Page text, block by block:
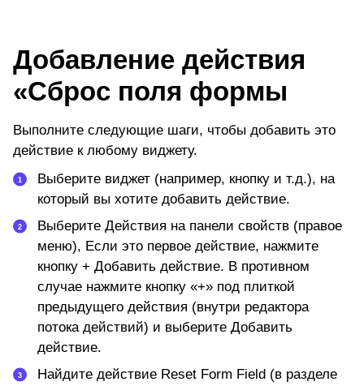
Добавление действия
«Сброс поля формы
Выполните следующие шаги, чтобы добавить это
действие к любому виджету.
Выберите виджет (например, кнопку и т.д.), на
который вы хотите добавить действие.
Выберите Действия на панели свойств (правое
меню), Если это первое действие, нажмите
кнопку + Добавить действие. В противном
случае нажмите кнопку «+» под плиткой
предыдущего действия (внутри редактора
потока действий) и выберите Добавить
действие.
Найдите действие Reset Form Field (в разделе